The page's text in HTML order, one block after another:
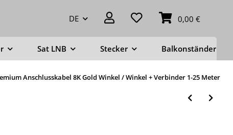
DE 0,00 €
Sat LNB Stecker Balkonständer
Anschlusskabel 8K Gold Winkel / Winkel + Verbinder 1-25 Meter